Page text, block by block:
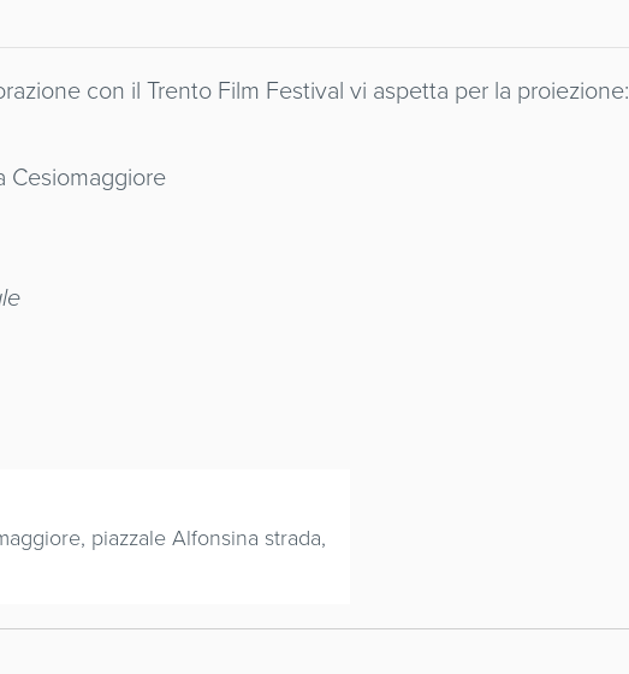
con il Trento Film Festival vi aspetta per la proiezione:
Cesiomaggiore
piazzale Alfonsina strada,